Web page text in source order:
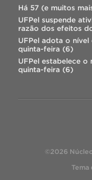
Há 57 (e muitos
UFPel suspende
razão dos efeitos
UFPel adota o
quinta-feira (6)
UFPel estabelece
quinta-feira (6)
©2026